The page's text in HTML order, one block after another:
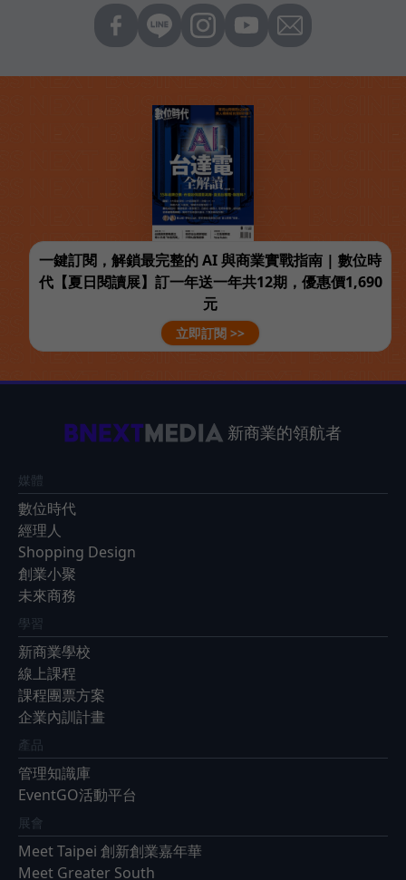
一鍵訂閱，解鎖最完整的 AI 與商業實戰指南 | 數位時
代【夏日閱讀展】訂一年送一年共12期，優惠價1,690
元
立即訂閱 >>
新商業的領航者
媒體
數位時代
經理人
Shopping Design
創業小聚
未來商務
學習
新商業學校
線上課程
課程團票方案
企業內訓計畫
產品
管理知識庫
EventGO活動平台
展會
Meet Taipei 創新創業嘉年華
Meet Greater South